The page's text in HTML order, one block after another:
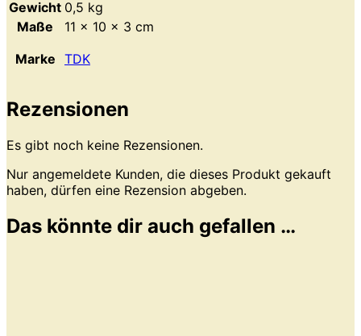
Gewicht 0,5 kg
Maße
11 × 10 × 3 cm
Marke TDK
Rezensionen
Es gibt noch keine Rezensionen.
Nur angemeldete Kunden, die dieses Produkt gekauft
haben, dürfen eine Rezension abgeben.
Das könnte dir auch gefallen …